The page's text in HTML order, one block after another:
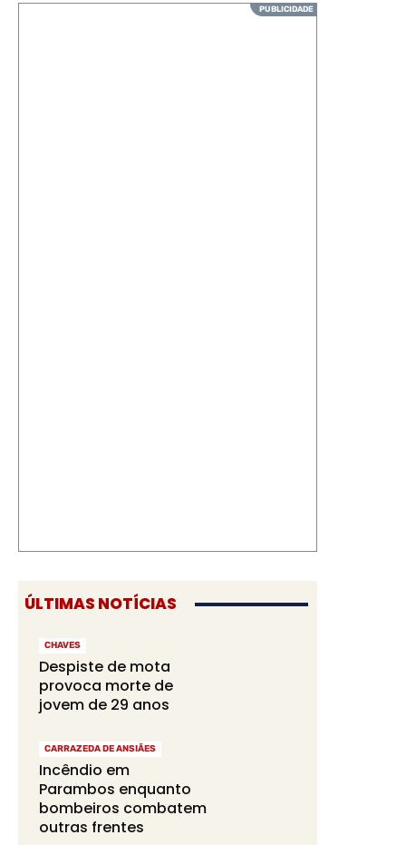
ÚLTIMAS NOTÍCIAS
CHAVES
Despiste de mota
provoca morte de
jovem de 29 anos
CARRAZEDA DE ANSIÃES
Incêndio em
Parambos enquanto
bombeiros combatem
outras frentes